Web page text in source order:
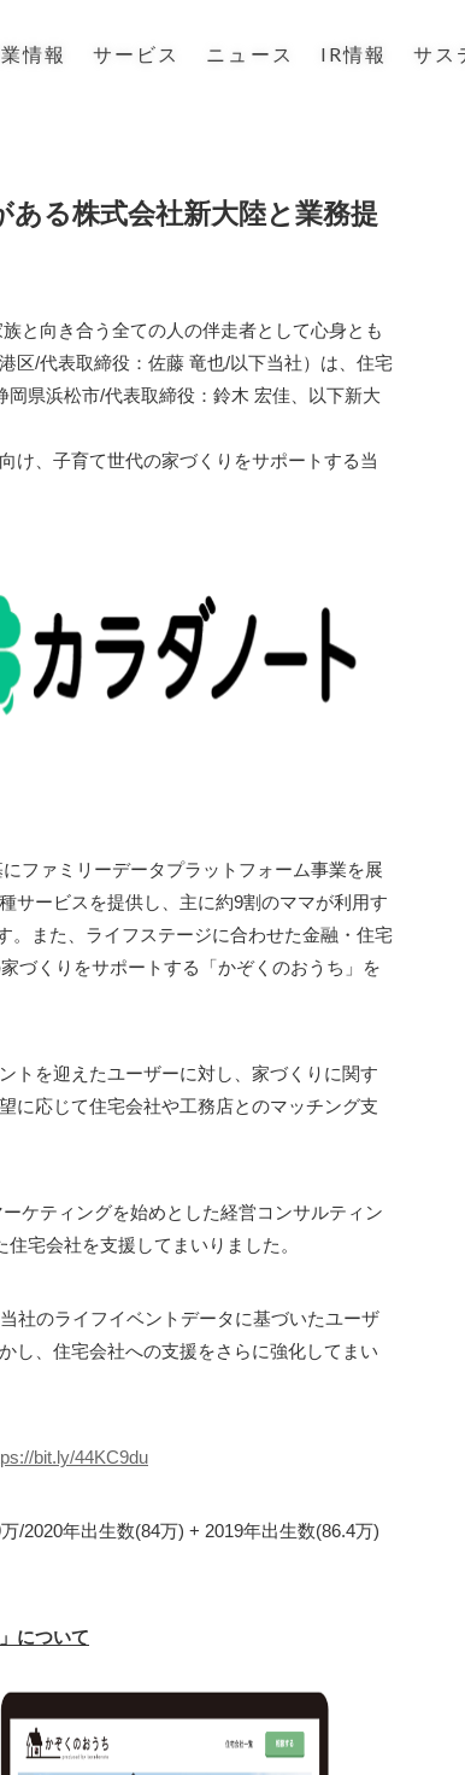
情報 サービス ニュース IR情報 サス
る株式会社新大陸と業務提
と向き合う全ての人の伴走者として心身とも
区/代表取締役：佐藤 竜也/以下当社）は、住宅
県浜松市/代表取締役：鈴木 宏佳、以下新大
け、子育て世代の家づくりをサポートする当
ファミリーデータプラットフォーム事業を展
サービスを提供し、主に約9割のママが利用す
また、ライフステージに合わせた金融・住宅
づくりをサポートする「かぞくのおうち」を
トを迎えたユーザーに対し、家づくりに関す
に応じて住宅会社や工務店とのマッチング支
ケティングを始めとした経営コンサルティン
宅会社を支援してまいりました。
社のライフイベントデータに基づいたユーザ
し、住宅会社への支援をさらに強化してまい
bit.ly/44KC9du
2020年出生数(84万) + 2019年出生数(86.4万)
について